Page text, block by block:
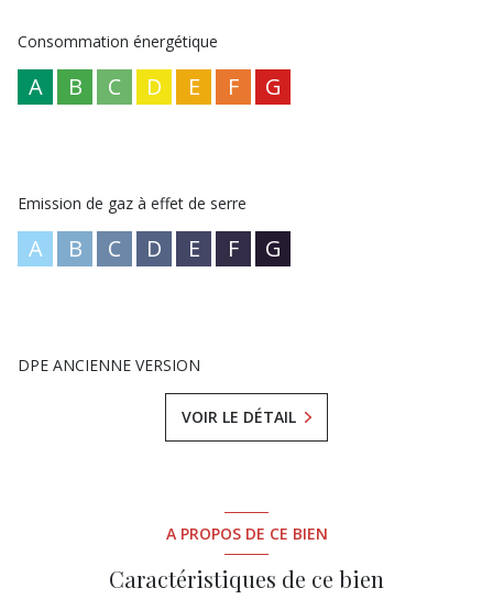
Consommation énergétique
A B C D E F G
Emission de gaz à effet de serre
A B C D E F G
DPE ANCIENNE VERSION
VOIR LE DÉTAIL
A PROPOS DE CE BIEN
Caractéristiques de ce bien